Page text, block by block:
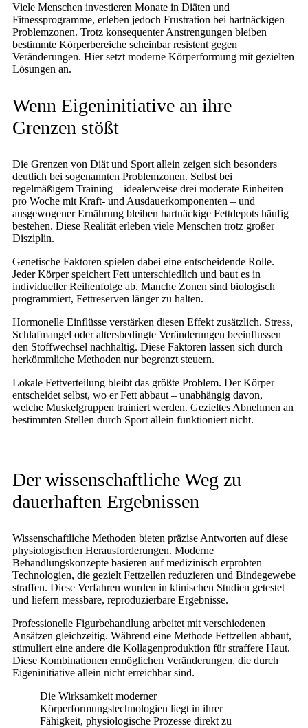
Viele Menschen investieren Monate in Diäten und
Fitnessprogramme, erleben jedoch Frustration bei hartnäckigen
Problemzonen. Trotz konsequenter Anstrengungen bleiben
bestimmte Körperbereiche scheinbar resistent gegen
Veränderungen. Hier setzt moderne Körperformung mit gezielten
Lösungen an.
Wenn Eigeninitiative an ihre
Grenzen stößt
Die Grenzen von Diät und Sport allein zeigen sich besonders
deutlich bei sogenannten Problemzonen. Selbst bei
regelmäßigem Training – idealerweise drei moderate Einheiten
pro Woche mit Kraft- und Ausdauerkomponenten – und
ausgewogener Ernährung bleiben hartnäckige Fettdepots häufig
bestehen. Diese Realität erleben viele Menschen trotz großer
Disziplin.
Genetische Faktoren spielen dabei eine entscheidende Rolle.
Jeder Körper speichert Fett unterschiedlich und baut es in
individueller Reihenfolge ab. Manche Zonen sind biologisch
programmiert, Fettreserven länger zu halten.
Hormonelle Einflüsse verstärken diesen Effekt zusätzlich. Stress,
Schlafmangel oder altersbedingte Veränderungen beeinflussen
den Stoffwechsel nachhaltig. Diese Faktoren lassen sich durch
herkömmliche Methoden nur begrenzt steuern.
Lokale Fettverteilung bleibt das größte Problem. Der Körper
entscheidet selbst, wo er Fett abbaut – unabhängig davon,
welche Muskelgruppen trainiert werden. Gezieltes Abnehmen an
bestimmten Stellen durch Sport allein funktioniert nicht.
Der wissenschaftliche Weg zu
dauerhaften Ergebnissen
Wissenschaftliche Methoden bieten präzise Antworten auf diese
physiologischen Herausforderungen. Moderne
Behandlungskonzepte basieren auf medizinisch erprobten
Technologien, die gezielt Fettzellen reduzieren und Bindegewebe
straffen. Diese Verfahren wurden in klinischen Studien getestet
und liefern messbare, reproduzierbare Ergebnisse.
Professionelle Figurbehandlung arbeitet mit verschiedenen
Ansätzen gleichzeitig. Während eine Methode Fettzellen abbaut,
stimuliert eine andere die Kollagenproduktion für straffere Haut.
Diese Kombinationen ermöglichen Veränderungen, die durch
Eigeninitiative allein nicht erreichbar sind.
Die Wirksamkeit moderner
Körperformungstechnologien liegt in ihrer
Fähigkeit, physiologische Prozesse direkt zu